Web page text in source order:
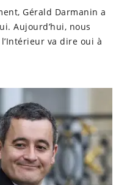
Gérald Darmanin a
Aujourd’hui, nous
va dire oui à